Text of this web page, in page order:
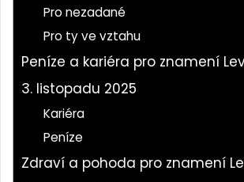
Pro nezadané
Pro ty ve vztahu
Peníze a kariéra pro znamení
3. listopadu 2025
Kariéra
Peníze
Zdraví a pohoda pro znamení